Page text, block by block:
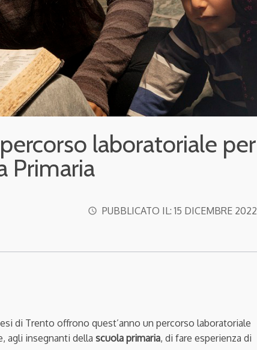
laboratoriale per
Primaria
access_time PUBBLICATO IL:15 DICEMBRE 2022
di Trento offrono quest’anno un percorso laboratoriale
agli insegnanti della scuola primaria, di fare esperienza di